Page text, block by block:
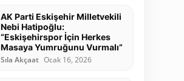
AK Parti Eskişehir Milletvekili
Nebi Hatipoğlu:
“Eskişehirspor İçin Herkes
Masaya Yumruğunu Vurmalı”
Sıla Akçaat Ocak 16, 2026